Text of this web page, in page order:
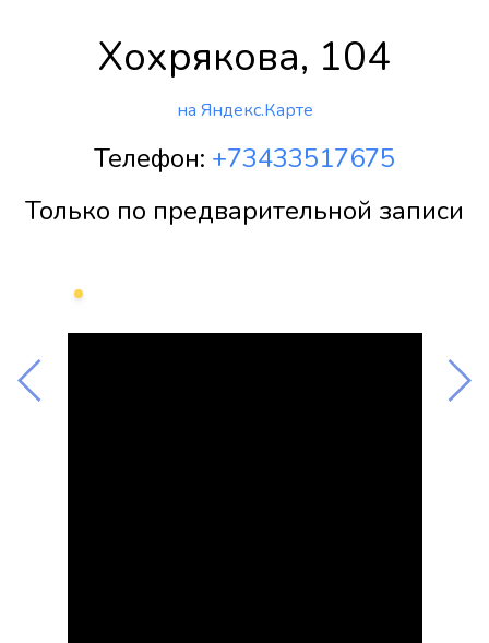
Хохрякова, 104
на Яндекс.Карте
Телефон: +73433517675
Только по предварительной записи